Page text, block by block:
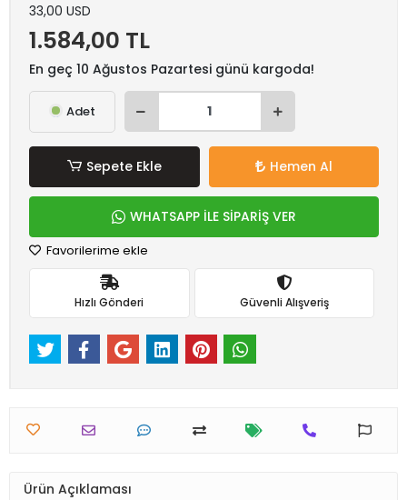
33,00 USD
1.584,00 TL
En geç 10 Ağustos Pazartesi günü kargoda!
Adet
Sepete Ekle Hemen Al
WHATSAPP İLE SİPARİŞ VER
Favorilerime ekle
Hızlı Gönderi Güvenli Alışveriş
Ürün Açıklaması